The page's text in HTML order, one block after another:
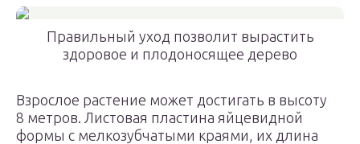
Правильный уход позволит вырастить
здоровое и плодоносящее дерево
Взрослое растение может достигать в высоту
8 метров. Листовая пластина яйцевидной
формы с мелкозубчатыми краями, их длина